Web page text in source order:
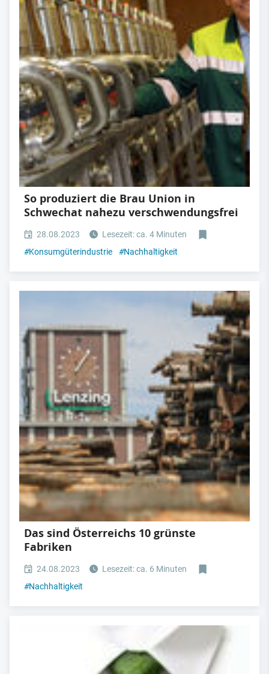
So produziert die Brau Union in
Schwechat nahezu verschwendungsfrei
28.08.2023
Lesezeit: ca. 4 Minuten
#Konsumgüterindustrie #Nachhaltigkeit
Das sind Österreichs 10 grünste
Fabriken
24.08.2023
Lesezeit: ca. 6 Minuten
#Nachhaltigkeit